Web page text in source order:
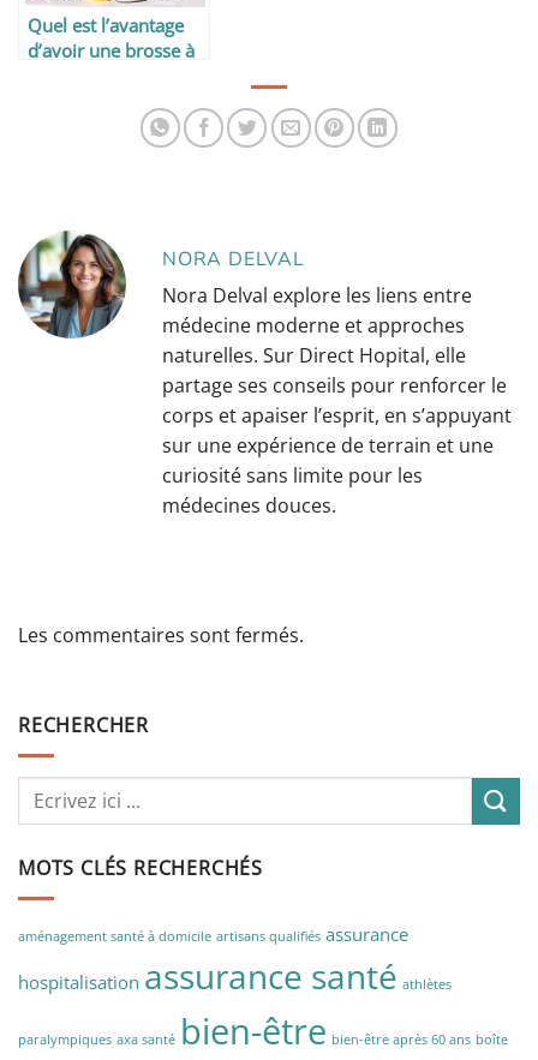
Quel est l’avantage
d’avoir une brosse à
NORA DELVAL
Nora Delval explore les liens entre
médecine moderne et approches
naturelles. Sur Direct Hopital, elle
partage ses conseils pour renforcer le
corps et apaiser l’esprit, en s’appuyant
sur une expérience de terrain et une
curiosité sans limite pour les
médecines douces.
Les commentaires sont fermés.
RECHERCHER
MOTS CLÉS RECHERCHÉS
aménagement santé à domicile artisans qualifiés assurance
hospitalisation assurance santé athlètes
paralympiques axa santé bien-être bien-être après 60 ans boîte